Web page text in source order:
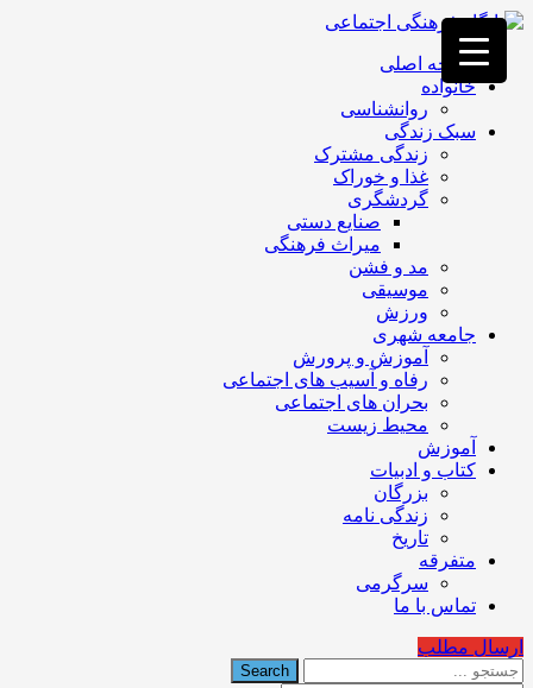
فصد
خون
غرب
تهران
خشکشویی
تصفیه
تهران
صفحه اصلی
خانواده
روانشناسی
سبک زندگی
زندگی مشترک
غذا و خوراک
گردشگری
صنایع دستی
میراث فرهنگی
مد و فشن
موسیقی
ورزش
جامعه شهری
آموزش و پرورش
رفاه و آسیب های اجتماعی
بحران های اجتماعی
محیط زیست
آموزش
کتاب و ادبیات
بزرگان
زندگی نامه
تاریخ
متفرقه
سرگرمی
تماس با ما
ارسال مطلب